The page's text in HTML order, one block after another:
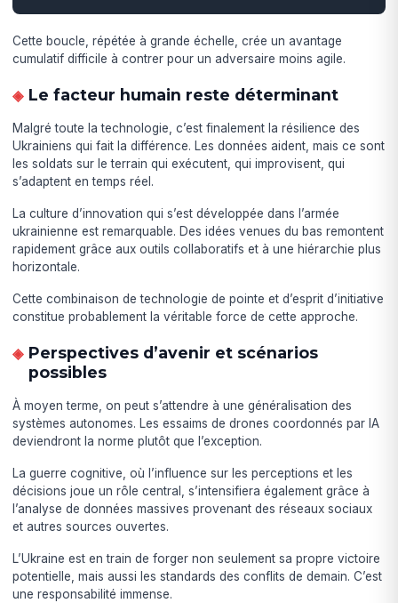
Cette boucle, répétée à grande échelle, crée un avantage
cumulatif difficile à contrer pour un adversaire moins agile.
Le facteur humain reste déterminant
Malgré toute la technologie, c’est finalement la résilience des
Ukrainiens qui fait la différence. Les données aident, mais ce sont
les soldats sur le terrain qui exécutent, qui improvisent, qui
s’adaptent en temps réel.
La culture d’innovation qui s’est développée dans l’armée
ukrainienne est remarquable. Des idées venues du bas remontent
rapidement grâce aux outils collaboratifs et à une hiérarchie plus
horizontale.
Cette combinaison de technologie de pointe et d’esprit d’initiative
constitue probablement la véritable force de cette approche.
Perspectives d’avenir et scénarios
possibles
À moyen terme, on peut s’attendre à une généralisation des
systèmes autonomes. Les essaims de drones coordonnés par IA
deviendront la norme plutôt que l’exception.
La guerre cognitive, où l’influence sur les perceptions et les
décisions joue un rôle central, s’intensifiera également grâce à
l’analyse de données massives provenant des réseaux sociaux
et autres sources ouvertes.
L’Ukraine est en train de forger non seulement sa propre victoire
potentielle, mais aussi les standards des conflits de demain. C’est
une responsabilité immense.